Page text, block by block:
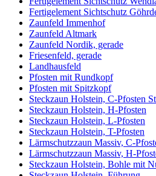
Fertigelement Sichtschutz
Zaunfeld Immenhof
Zaunfeld Altmark
Zaunfeld Nordik, gerade
Friesenfeld, gerade
Landhausfeld
Pfosten mit Rundkopf
Pfosten mit Spitzkopf
Steckzaun Holstein, C-Pfosten
Steckzaun Holstein, H-Pfosten
Steckzaun Holstein, L-Pfosten
Steckzaun Holstein, T-Pfosten
Lärmschutzzaun Massiv, C-
Lärmschutzzaun Massiv, H-
Steckzaun Holstein, Bohle mit